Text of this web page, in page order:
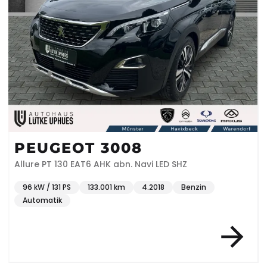
PEUGEOT 3008
Allure PT 130 EAT6 AHK abn. Navi LED SHZ
96 kW / 131 PS 133.001 km 4.2018
Benzin
Automatik